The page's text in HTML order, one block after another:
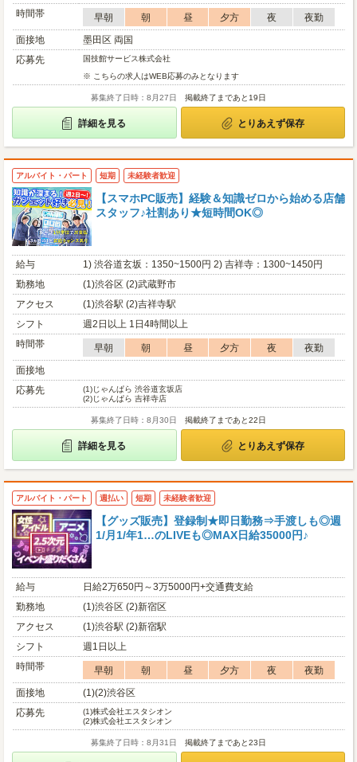
時間帯
早朝 朝 昼 夕方 夜
夜勤
面接地
墨田区 両国
応募先
国技館サービス株式会社
※ こちらの求人はWEB応募のみとなります
募集終了日時：8月27日 掲載終了まであと19日
詳細を見る とりあえず保存
アルバイト・パート 短期 未経験者歓迎
【スマホPC販売】経験＆知識ゼロから始める店舗
スタッフ♪社割あり★短時間OK◎
給与
1) 渋谷道玄坂：1350~1500円 2) 吉祥寺：1300~1450円
勤務地
(1)渋谷区 (2)武蔵野市
アクセス
(1)渋谷駅 (2)吉祥寺駅
シフト
週2日以上 1日4時間以上
時間帯
早朝 朝 昼 夕方 夜
夜勤
面接地
応募先
(1)じゃんぱら 渋谷道玄坂店
(2)じゃんぱら 吉祥寺店
募集終了日時：8月30日 掲載終了まであと22日
詳細を見る とりあえず保存
アルバイト・パート 週払い 短期 未経験者歓迎
【グッズ販売】登録制★即日勤務⇒手渡しも◎週
1/月1/年1…のLIVEも◎MAX日給35000円♪
給与
日給2万650円～3万5000円+交通費支給
勤務地
(1)渋谷区 (2)新宿区
アクセス
(1)渋谷駅 (2)新宿駅
シフト
週1日以上
時間帯
早朝 朝 昼 夕方 夜
夜勤
面接地
(1)(2)渋谷区
応募先
(1)株式会社エスタシオン
(2)株式会社エスタシオン
募集終了日時：8月31日 掲載終了まであと23日